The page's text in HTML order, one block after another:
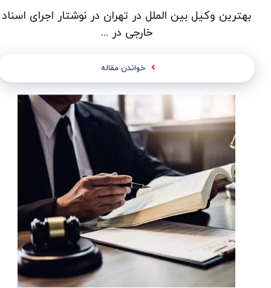
بهترین وکیل بین الملل در تهران در نوشتار اجرای اسناد
خارجی در ...
خواندن مقاله